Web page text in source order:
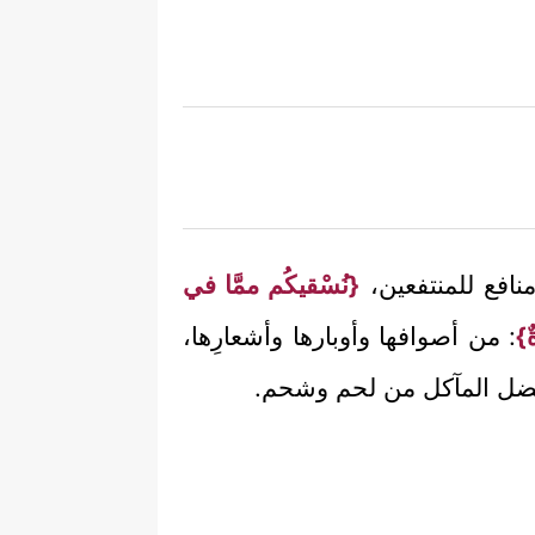
للمنتفعين، {نُسْقيكُم ممَّا في
: من أصوافها وأوبارها وأشعارِها،
المآكل من لحم وشحم.